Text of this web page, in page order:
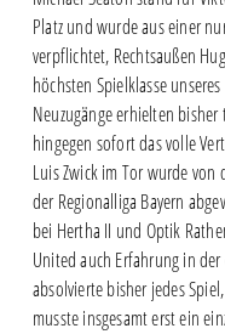
Platz und wurde aus einer
verpflichtet, Rechtsaußen
höchsten Spielklasse
Neuzugänge erhielten
hingegen sofort das volle
Luis Zwick im Tor wurde von
der Regionalliga Bayern
bei Hertha II und Optik
United auch Erfahrung in
absolvierte bisher jedes
musste insgesamt erst ein